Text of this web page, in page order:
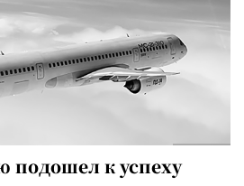
подошел к успеху